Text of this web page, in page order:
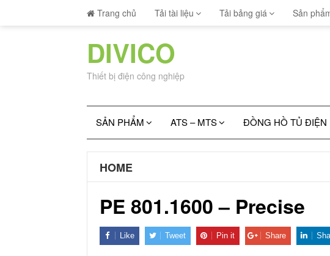
Trang chủ Tải tài liệu Tải bảng giá Sản
DIVICO
Thiết bị điện công nghiệp
SẢN PHẨM ATS – MTS ĐỒNG HỒ TỦ ĐIỆN
HOME
PE 801.1600 – Precise
Like Tweet Pin it Share